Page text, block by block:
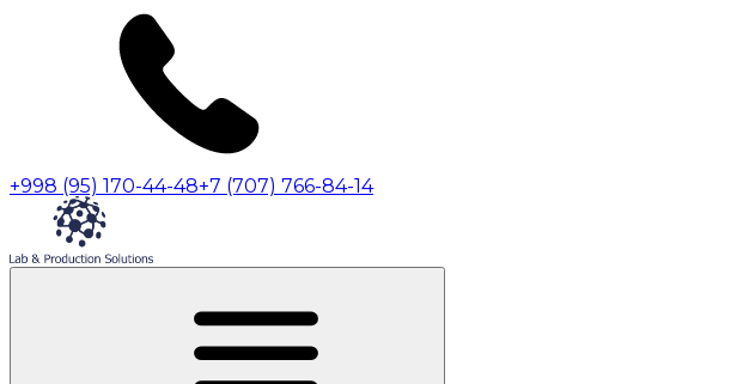
+998 (95) 170-44-48+7 (707) 766-84-14